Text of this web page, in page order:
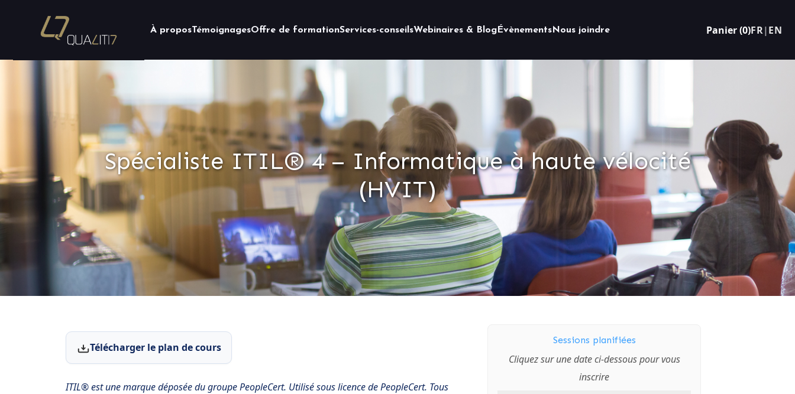
À proposTémoignagesOffre de formationServices-conseilsWebinaires & Blog Évènements Nous joindre Panier (0)FR|EN
Spécialiste ITIL® 4 – Informatique à haute vélocité
(HVIT)
Sessions planifiées
Cliquez sur une date ci-dessous pour vous
inscrire
Télécharger le plan de cours
ITIL® est une marque déposée du groupe PeopleCert. Utilisé sous licence de PeopleCert. Tous